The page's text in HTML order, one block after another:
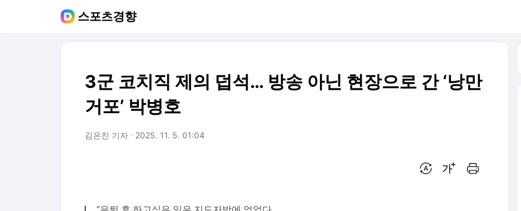
스포츠경향
3군 코치직 제의 덥석… 방송 아닌 현장으로 간 ‘낭만
거포’ 박병호
김은진 기자 2025. 11. 5. 01:04